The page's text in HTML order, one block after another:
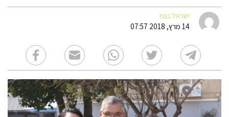
ישראל נצח
14 מרץ, 2018 07:57